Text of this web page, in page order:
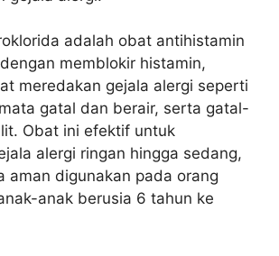
adalah obat antihistamin
memblokir histamin,
meredakan gejala alergi seperti
gatal dan berair, serta gatal-
Obat ini efektif untuk
alergi ringan hingga sedang,
aman digunakan pada orang
anak berusia 6 tahun ke